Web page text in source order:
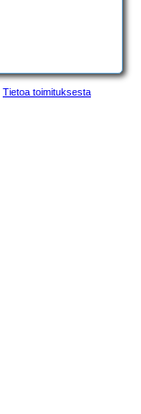
Tietoa toimituksesta